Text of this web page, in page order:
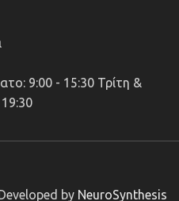
9:00 - 15:30 Τρίτη &
by NeuroSynthesis